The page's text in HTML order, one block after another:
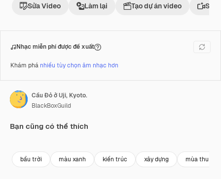
Sửa Video Làm lại Tạo dự án video Sử
Nhạc miễn phí được đề xuất
Khám phá nhiều tùy chọn âm nhạc hơn
Cầu Đỏ ở Uji, Kyoto.
BlackBoxGuild
Bạn cũng có thể thích
bầu trời màu xanh kiến trúc xây dựng mùa thu